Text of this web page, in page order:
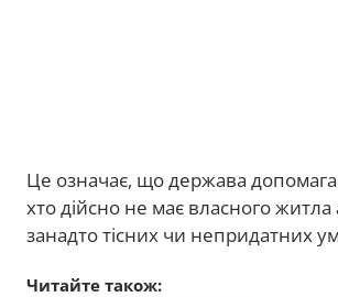
Це означає, що держава
хто дійсно не має власного
занадто тісних чи непридатних
Читайте також: